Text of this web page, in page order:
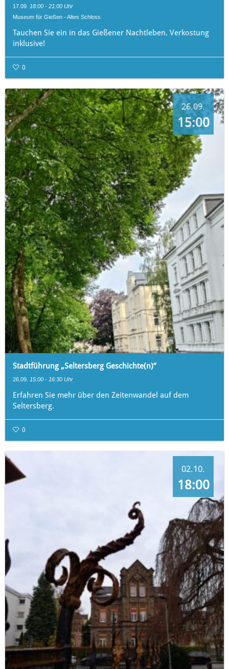
17.09. 18:00 - 21:00 Uhr
Museum für Gießen - Altes Schloss
Tauchen Sie ein in das Gießener Nachtleben. Verkostung
inklusive!
0
26.09.
15:00
Stadtführung „Seltersberg Geschichte(n)“
26.09. 15:00 - 16:30 Uhr
Erfahren Sie mehr über den Zeitenwandel auf dem
Seltersberg.
0
02.10.
18:00